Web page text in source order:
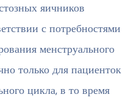
яичников
с потребностями
менструального
только для пациенток
цикла, в то время